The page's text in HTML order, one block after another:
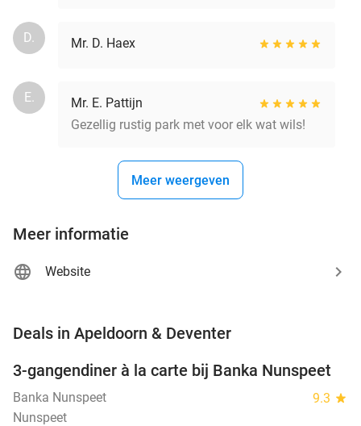
D. Mr. D. Haex
E.
Mr. E. Pattijn
Gezellig rustig park met voor elk wat wils!
Meer weergeven
Meer informatie
Website
Deals in Apeldoorn & Deventer
53%
NEW
TODAY
3-gangendiner à la carte bij Banka Nunspeet
Banka Nunspeet 9.3 star
Nunspeet